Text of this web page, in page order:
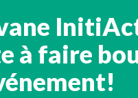
à faire